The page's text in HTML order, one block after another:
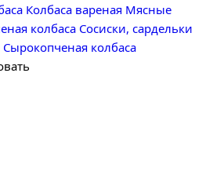
Колбаса вареная Мясные
колбаса Сосиски, сардельки
Сырокопченая колбаса